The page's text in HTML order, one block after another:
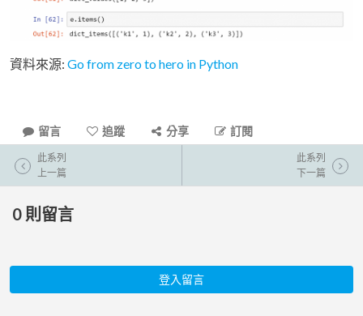
資料來源: Go from zero to hero in Python
留言 追蹤 分享 訂閱
此系列
上一篇
此系列
下一篇
0 則留言
登入留言